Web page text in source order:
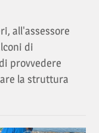
all'assessore
di
provvedere
la struttura